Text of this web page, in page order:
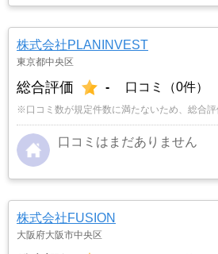
株式会社PLANINVEST
東京都中央区
総合評価 - 口コミ（0件）
※口コミ数が規定件数に満たないため、総合評
口コミはまだありません
株式会社FUSION
大阪府大阪市中央区